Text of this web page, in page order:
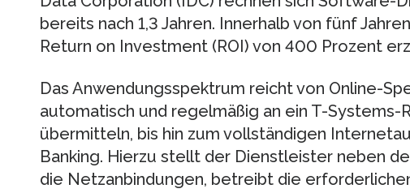
bereits nach 1,3 Jahren. Innerhalb von fünf
Return on Investment (ROI) von 400 Prozent
Das Anwendungsspektrum reicht von Online-
automatisch und regelmäßig an ein T-Systems-
übermitteln, bis hin zum vollständigen
Banking. Hierzu stellt der Dienstleister neben
die Netzanbindungen, betreibt die